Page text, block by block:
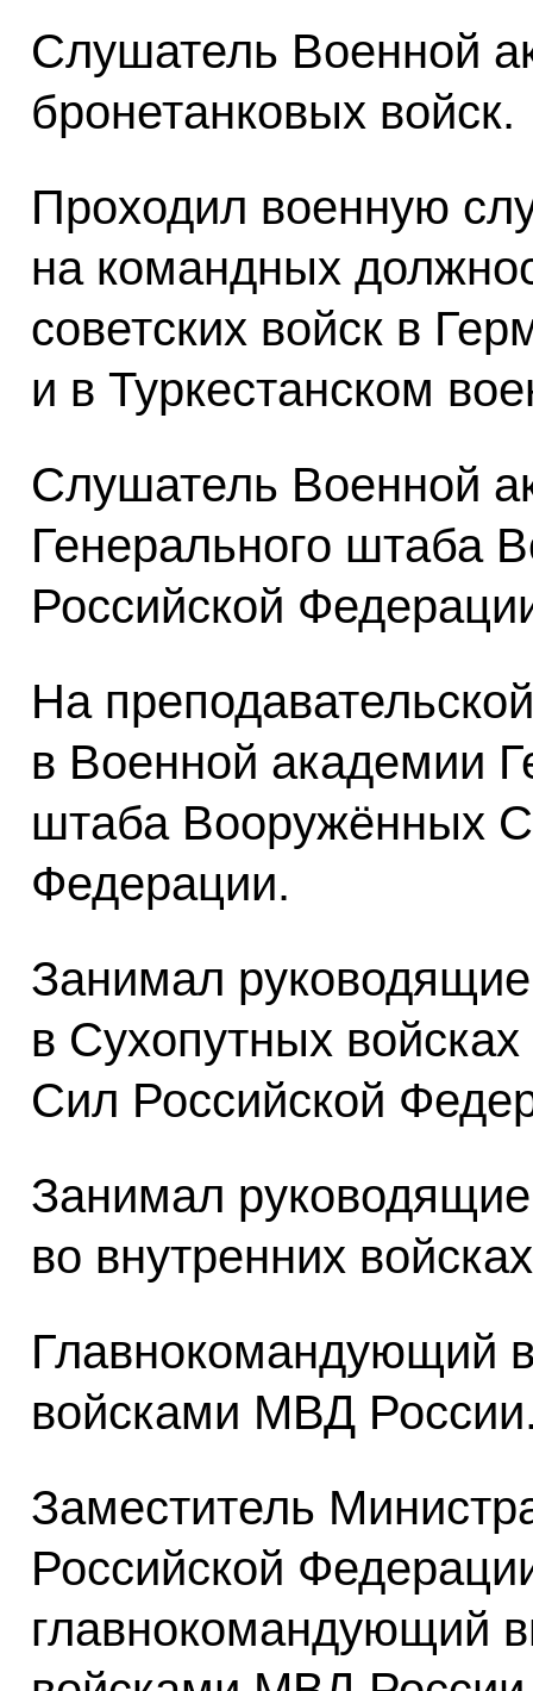
Слушатель Военной
бронетанковых войск.
Проходил военную
на командных
советских войск в
и в Туркестанском
Слушатель Военной
Генерального штаба
Российской
На
в Военной академии
штаба Вооружённых
Федерации.
Занимал
в Сухопутных
Сил Российской
Занимал
во внутренних
Главнокомандующий
войсками МВД
Заместитель
Российской
главнокомандующий